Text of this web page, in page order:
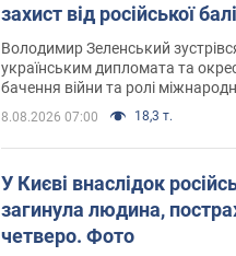
захист від російської
Інтерв’ю з Безсмертним
Володимир Зеленський
українським дипломата та
бачення війни та ролі
у боротьбі з Росією
8.08.2026 07:00 18,3 т.
У Києві внаслідок
загинула людина,
четверо. Фото